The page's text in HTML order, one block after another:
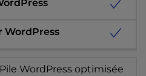
Pile WordPress optimisée